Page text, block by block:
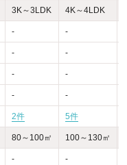
3K～3LDK 4K～4LDK
- -
- -
- -
- -
2件 5件
80～100㎡ 100～130㎡
- -